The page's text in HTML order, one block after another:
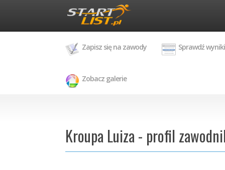
Zapisz się na zawody Sprawdź wyniki
Zobacz galerie
Kroupa Luiza - profil